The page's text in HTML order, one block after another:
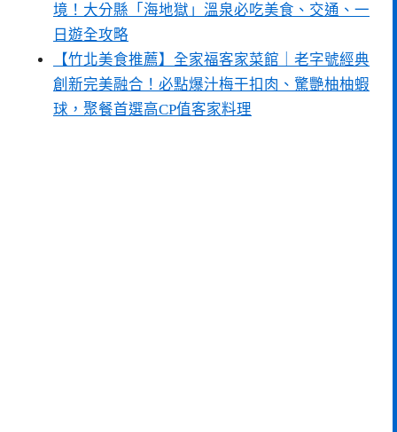
境！大分縣「海地獄」溫泉必吃美食、交通、一
日遊全攻略
【竹北美食推薦】全家福客家菜館｜老字號經典
創新完美融合！必點爆汁梅干扣肉、驚艷柚柚蝦
球，聚餐首選高CP值客家料理